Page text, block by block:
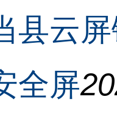
县云
全屏